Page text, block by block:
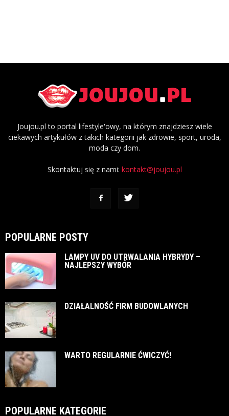
Joujou.pl to portal lifestyle'owy, na którym znajdziesz wiele
ciekawych artykułów z takich kategorii jak zdrowie, sport, uroda,
moda czy dom.
Skontaktuj się z nami: kontakt@joujou.pl
POPULARNE POSTY
LAMPY UV DO UTRWALANIA HYBRYDY –
NAJLEPSZY WYBÓR
DZIAŁALNOŚĆ FIRM BUDOWLANYCH
WARTO REGULARNIE ĆWICZYĆ!
POPULARNE KATEGORIE